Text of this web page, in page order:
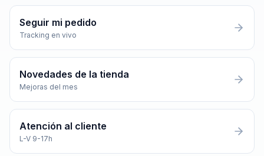
Seguir mi pedido
Tracking en vivo
Novedades de la tienda
Mejoras del mes
Atención al cliente
L-V 9-17h